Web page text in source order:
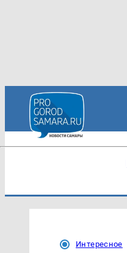
Интересное